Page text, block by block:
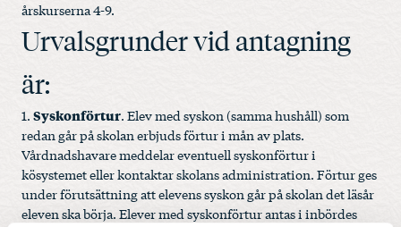
årskurserna 4-9.
Urvalsgrunder vid antagning
är:
1. Syskonförtur. Elev med syskon (samma hushåll) som
redan går på skolan erbjuds förtur i mån av plats.
Vårdnadshavare meddelar eventuell syskonförtur i
kösystemet eller kontaktar skolans administration. Förtur ges
under förutsättning att elevens syskon går på skolan det läsår
eleven ska börja. Elever med syskonförtur antas i inbördes